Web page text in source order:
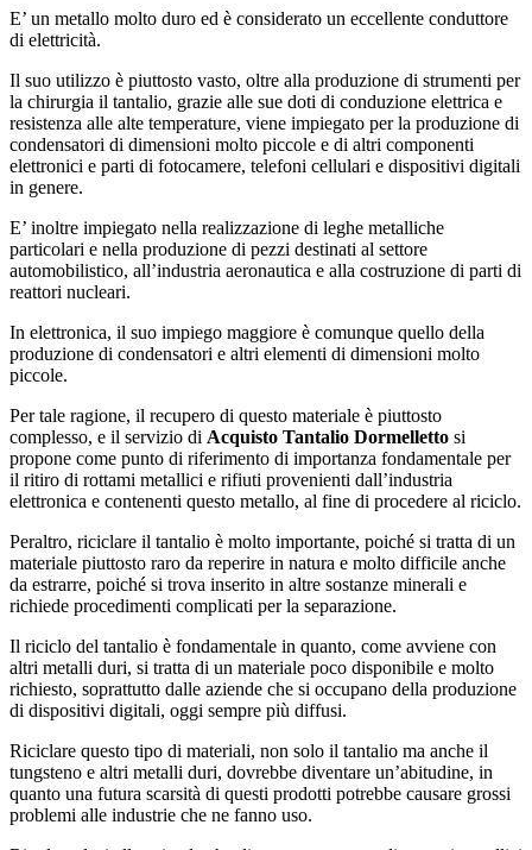
E’ un metallo molto duro ed è considerato un eccellente conduttore
di elettricità.
Il suo utilizzo è piuttosto vasto, oltre alla produzione di strumenti per
la chirurgia il tantalio, grazie alle sue doti di conduzione elettrica e
resistenza alle alte temperature, viene impiegato per la produzione di
condensatori di dimensioni molto piccole e di altri componenti
elettronici e parti di fotocamere, telefoni cellulari e dispositivi digitali
in genere.
E’ inoltre impiegato nella realizzazione di leghe metalliche
particolari e nella produzione di pezzi destinati al settore
automobilistico, all’industria aeronautica e alla costruzione di parti di
reattori nucleari.
In elettronica, il suo impiego maggiore è comunque quello della
produzione di condensatori e altri elementi di dimensioni molto
piccole.
Per tale ragione, il recupero di questo materiale è piuttosto
complesso, e il servizio di Acquisto Tantalio Dormelletto si
propone come punto di riferimento di importanza fondamentale per
il ritiro di rottami metallici e rifiuti provenienti dall’industria
elettronica e contenenti questo metallo, al fine di procedere al riciclo.
Peraltro, riciclare il tantalio è molto importante, poiché si tratta di un
materiale piuttosto raro da reperire in natura e molto difficile anche
da estrarre, poiché si trova inserito in altre sostanze minerali e
richiede procedimenti complicati per la separazione.
Il riciclo del tantalio è fondamentale in quanto, come avviene con
altri metalli duri, si tratta di un materiale poco disponibile e molto
richiesto, soprattutto dalle aziende che si occupano della produzione
di dispositivi digitali, oggi sempre più diffusi.
Riciclare questo tipo di materiali, non solo il tantalio ma anche il
tungsteno e altri metalli duri, dovrebbe diventare un’abitudine, in
quanto una futura scarsità di questi prodotti potrebbe causare grossi
problemi alle industrie che ne fanno uso.